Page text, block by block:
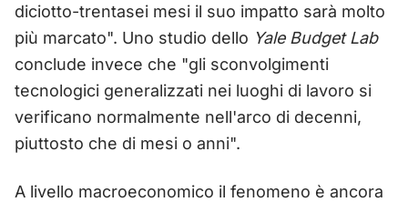
diciotto-trentasei mesi il suo impatto sarà molto
più marcato". Uno studio dello Yale Budget Lab
conclude invece che "gli sconvolgimenti
tecnologici generalizzati nei luoghi di lavoro si
verificano normalmente nell'arco di decenni,
piuttosto che di mesi o anni".
A livello macroeconomico il fenomeno è ancora